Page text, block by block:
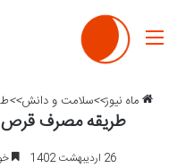
منو
ماه نیوز>>سلامت و دانش>>
طریقه مصرف قرص
26 اردیبهشت 1402